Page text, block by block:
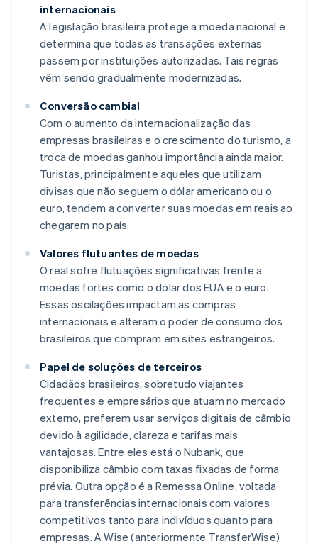
internacionais
A legislação brasileira protege a moeda nacional e
determina que todas as transações externas
passem por instituições autorizadas. Tais regras
vêm sendo gradualmente modernizadas.
Conversão cambial
Com o aumento da internacionalização das
empresas brasileiras e o crescimento do turismo, a
troca de moedas ganhou importância ainda maior.
Turistas, principalmente aqueles que utilizam
divisas que não seguem o dólar americano ou o
euro, tendem a converter suas moedas em reais ao
chegarem no país.
Valores flutuantes de moedas
O real sofre flutuações significativas frente a
moedas fortes como o dólar dos EUA e o euro.
Essas oscilações impactam as compras
internacionais e alteram o poder de consumo dos
brasileiros que compram em sites estrangeiros.
Papel de soluções de terceiros
Cidadãos brasileiros, sobretudo viajantes
frequentes e empresários que atuam no mercado
externo, preferem usar serviços digitais de câmbio
devido à agilidade, clareza e tarifas mais
vantajosas. Entre eles está o Nubank, que
disponibiliza câmbio com taxas fixadas de forma
prévia. Outra opção é a Remessa Online, voltada
para transferências internacionais com valores
competitivos tanto para indivíduos quanto para
empresas. A Wise (anteriormente TransferWise)